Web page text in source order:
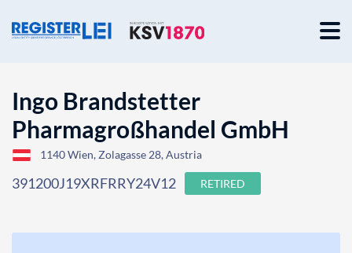
Ingo Brandstetter
Pharmagroßhandel GmbH
1140 Wien, Zolagasse 28, Austria
391200J19XRFRRY24V12 RETIRED